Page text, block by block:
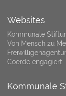
Websites
Kommunale
Von Mensch zu
Coerde engagiert
Kommunale